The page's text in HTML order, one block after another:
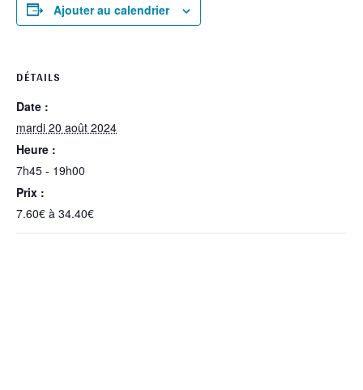
Ajouter au calendrier
DÉTAILS
Date :
mardi 20 août 2024
Heure :
7h45 - 19h00
Prix :
7.60€ à 34.40€